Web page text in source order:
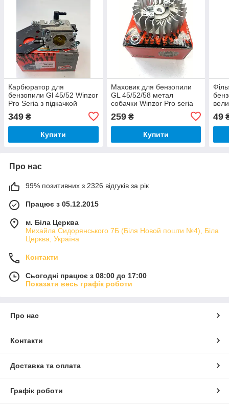
Карбюратор для
бензопили Gl 45/52 Winzor
Pro Seria з підкачкой
349 ₴
Купити
Маховик для бензопили
GL 45/52/58 метал
собачки Winzor Pro seria
259₴
Купити
49
Про нас
99% позитивних з 2326 відгуків за рік
Працює з 05.12.2015
м. Біла Церква
Михайла Сидорянського 7Б (Біля Новой пошти №4), Біла
Церква, Україна
Контакти
Сьогодні працює з 08:00 до 17:00
Показати весь графік роботи
Про нас
Контакти
Доставка та оплата
Графік роботи